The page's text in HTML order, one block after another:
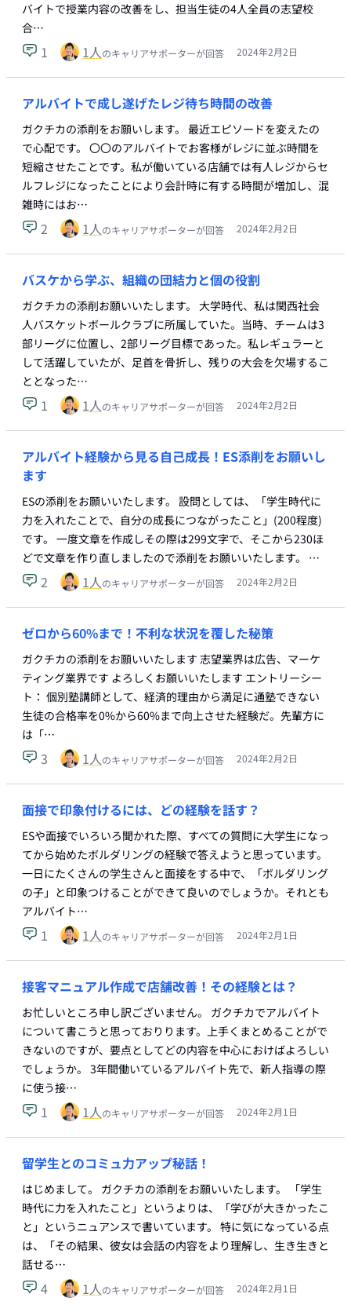
バイトで授業内容の改善をし、担当生徒の4人全員の志望校
合…
1 1人のキャリアサポーターが回答 2024年2月2日
アルバイトで成し遂げたレジ待ち時間の改善
ガクチカの添削をお願いします。 最近エピソードを変えたの
で心配です。 〇〇のアルバイトでお客様がレジに並ぶ時間を
短縮させたことです。私が働いている店舗では有人レジからセ
ルフレジになったことにより会計時に有する時間が増加し、混
雑時にはお…
2 1人のキャリアサポーターが回答 2024年2月2日
バスケから学ぶ、組織の団結力と個の役割
ガクチカの添削お願いいたします。 大学時代、私は関西社会
人バスケットボールクラブに所属していた。当時、チームは3
部リーグに位置し、2部リーグ目標であった。私レギュラーと
して活躍していたが、足首を骨折し、残りの大会を欠場するこ
ととなった…
1 1人のキャリアサポーターが回答 2024年2月2日
アルバイト経験から見る自己成長！ES添削をお願いし
ます
ESの添削をお願いいたします。 設問としては、「学生時代に
力を入れたことで、自分の成長につながったこと」(200程度)
です。 一度文章を作成しその際は299文字で、そこから230ほ
どで文章を作り直しましたので添削をお願いいたします。 …
2 1人のキャリアサポーターが回答 2024年2月2日
ゼロから60%まで！不利な状況を覆した秘策
ガクチカの添削をお願いいたします 志望業界は広告、マーケ
ティング業界です よろしくお願いいたします エントリーシー
ト： 個別塾講師として、経済的理由から満足に通塾できない
生徒の合格率を0%から60%まで向上させた経験だ。先輩方に
は「…
3 1人のキャリアサポーターが回答 2024年2月2日
面接で印象付けるには、どの経験を話す？
ESや面接でいろいろ聞かれた際、すべての質問に大学生になっ
てから始めたボルダリングの経験で答えようと思っています。
一日にたくさんの学生さんと面接をする中で、「ボルダリング
の子」と印象つけることができて良いのでしょうか。それとも
アルバイト…
1 1人のキャリアサポーターが回答 2024年2月1日
接客マニュアル作成で店舗改善！その経験とは？
お忙しいところ申し訳ございません。 ガクチカでアルバイト
について書こうと思っておりります。上手くまとめることがで
きないのですが、要点としてどの内容を中心におけばよろしい
でしょうか。 3年間働いているアルバイト先で、新人指導の際
に使う接…
1 1人のキャリアサポーターが回答 2024年2月1日
留学生とのコミュ力アップ秘話！
はじめまして。 ガクチカの添削をお願いいたします。 「学生
時代に力を入れたこと」というよりは、「学びが大きかったこ
と」というニュアンスで書いています。 特に気になっている点
は、「その結果、彼女は会話の内容をより理解し、生き生きと
話せる…
4 1人のキャリアサポーターが回答 2024年2月1日